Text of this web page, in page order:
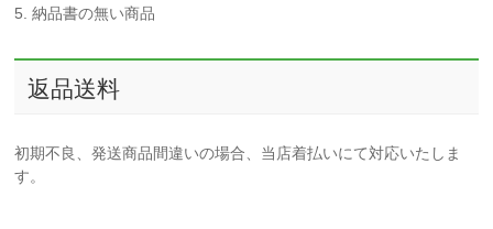
5. 納品書の無い商品
返品送料
初期不良、発送商品間違いの場合、当店着払いにて対応いたしま
す。